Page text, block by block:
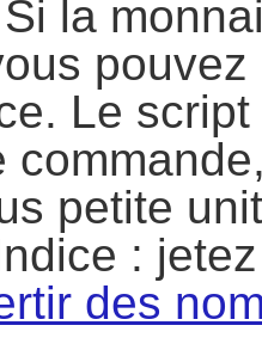
la
Le
petite
:
des